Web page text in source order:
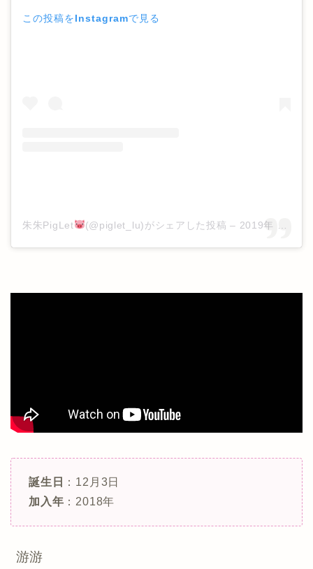
この投稿をInstagramで見る
朱朱PigLet (@piglet_lu)がシェアした投稿 – 2019年 8月月29日午前5時21分PDT
誕生日
：12月3日
加入年 ：2018年
游游